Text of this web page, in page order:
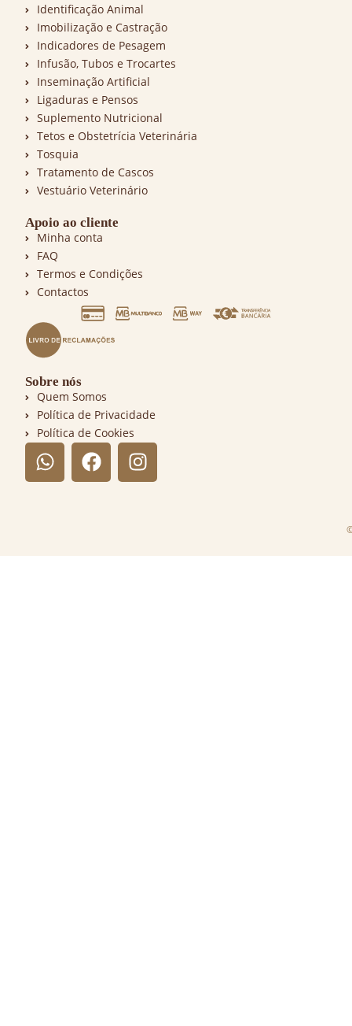
Identificação Animal
Imobilização e Castração
Indicadores de Pesagem
Infusão, Tubos e Trocartes
Inseminação Artificial
Ligaduras e Pensos
Suplemento Nutricional
Tetos e Obstetrícia Veterinária
Tosquia
Tratamento de Cascos
Vestuário Veterinário
Apoio ao cliente
Minha conta
FAQ
Termos e Condições
Contactos
Sobre nós
Quem Somos
Política de Privacidade
Política de Cookies